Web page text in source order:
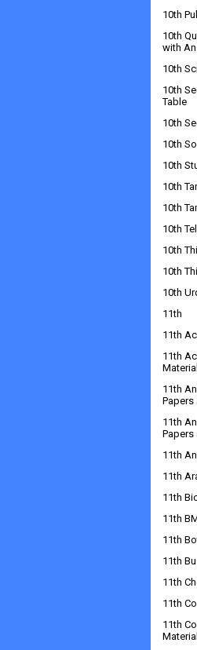
10th
10th
with
10th
10th
Table
10th
10th
10th
10th
10th
10th
10th
10th
10th
11th
11th
11th
11th
Papers
11th
Papers
11th
11th
11th
11th
11th
11th
11th
11th
11th